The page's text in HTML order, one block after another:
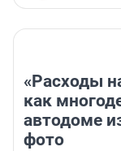
«Расходы
как
автодоме
фото